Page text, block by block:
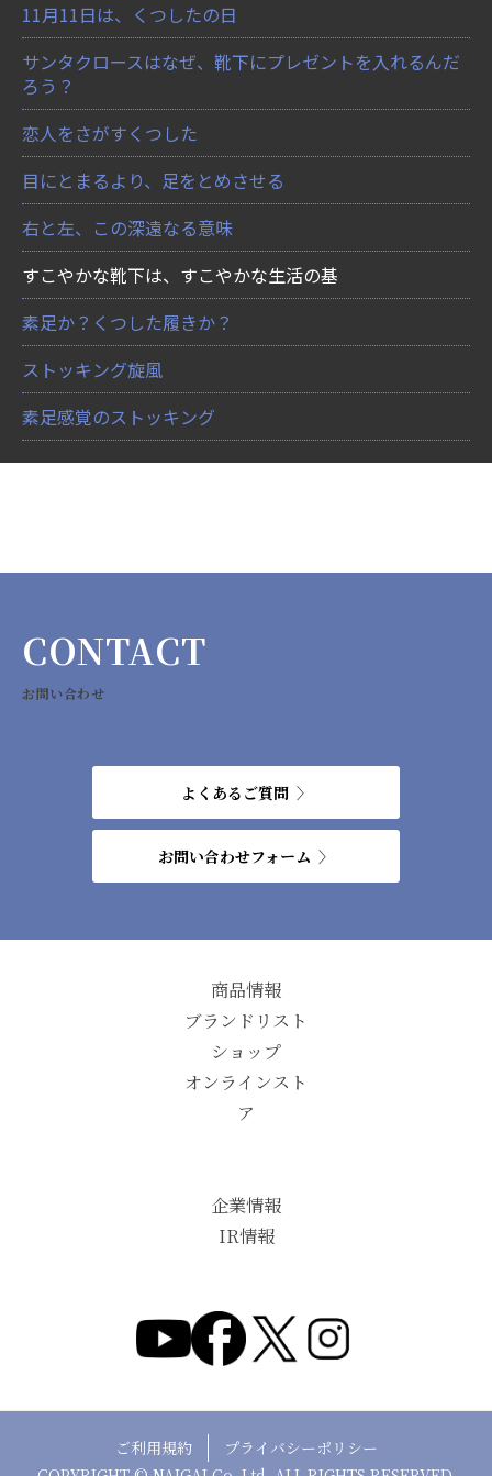
11月11日は、くつしたの日
サンタクロースはなぜ、靴下にプレゼントを入れるんだ
ろう？
恋人をさがすくつした
目にとまるより、足をとめさせる
右と左、この深遠なる意味
すこやかな靴下は、すこやかな生活の基
素足か？くつした履きか？
ストッキング旋風
素足感覚のストッキング
CONTACT
お問い合わせ
よくあるご質問
お問い合わせフォーム
商品情報
ブランドリスト
ショップ
オンラインスト
ア
企業情報
IR情報
ご利用規約
プライバシーポリシー